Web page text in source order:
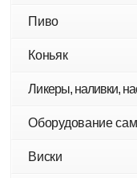
Пиво
Коньяк
Ликеры, наливки,
Оборудование
Виски